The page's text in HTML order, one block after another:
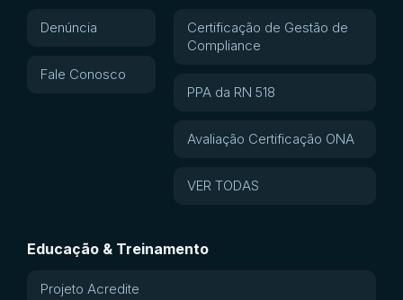
Denúncia
Fale Conosco
Certificação de Gestão de
Compliance
PPA da RN 518
Avaliação Certificação ONA
VER TODAS
Educação & Treinamento
Projeto Acredite